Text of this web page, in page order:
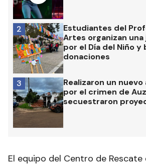
Estudiantes del
Artes organizan
por el Día del Niño y
donaciones
2
Realizaron un
por el crimen de
secuestraron
3
El equipo del Centro de